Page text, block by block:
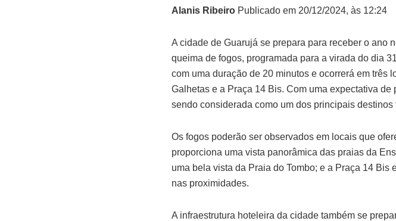
Alanis Ribeiro Publicado em 20/12/2024, às 12:24
A cidade de Guarujá se prepara para receber o ano
queima de fogos, programada para a virada do dia
com uma duração de 20 minutos e ocorrerá em três
Galhetas e a Praça 14 Bis. Com uma expectativa
sendo considerada como um dos principais
Os fogos poderão ser observados em locais que
proporciona uma vista panorâmica das praias da
uma bela vista da Praia do Tombo; e a Praça 14
nas proximidades.
A infraestrutura hoteleira da cidade também se